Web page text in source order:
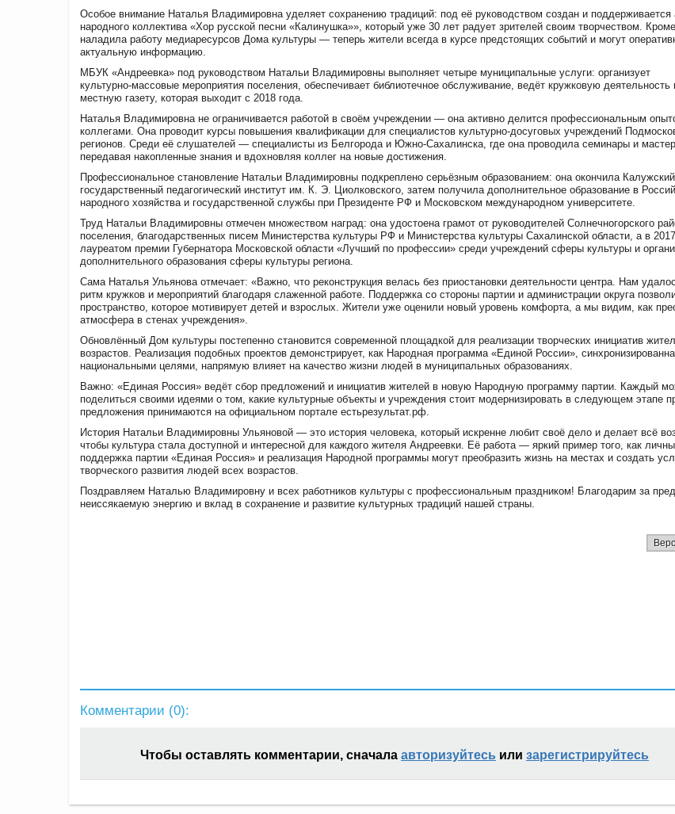
Особое внимание Наталья Владимировна уделяет сохранению традиций: под её руководством создан и поддерживается
народного коллектива «Хор русской песни «Калинушка»», который уже 30 лет радует зрителей своим творчеством.
наладила работу медиаресурсов Дома культуры — теперь жители всегда в курсе предстоящих событий и могут
актуальную информацию.
МБУК «Андреевка» под руководством Натальи Владимировны выполняет четыре муниципальные услуги: организует
культурно‑массовые мероприятия поселения, обеспечивает библиотечное обслуживание, ведёт кружковую деятельность
местную газету, которая выходит с 2018 года.
Наталья Владимировна не ограничивается работой в своём учреждении — она активно делится профессиональным
коллегами. Она проводит курсы повышения квалификации для специалистов культурно‑досуговых учреждений
регионов. Среди её слушателей — специалисты из Белгорода и Южно‑Сахалинска, где она проводила семинары и
передавая накопленные знания и вдохновляя коллег на новые достижения.
Профессиональное становление Натальи Владимировны подкреплено серьёзным образованием: она окончила Калужский
государственный педагогический институт им. К. Э. Циолковского, затем получила дополнительное образование в
народного хозяйства и государственной службы при Президенте РФ и Московском международном университете.
Труд Натальи Владимировны отмечен множеством наград: она удостоена грамот от руководителей Солнечногорского
поселения, благодарственных писем Министерства культуры РФ и Министерства культуры Сахалинской области, а в
лауреатом премии Губернатора Московской области «Лучший по профессии» среди учреждений сферы культуры и
дополнительного образования сферы культуры региона.
Сама Наталья Ульянова отмечает: «Важно, что реконструкция велась без приостановки деятельности центра. Нам
ритм кружков и мероприятий благодаря слаженной работе. Поддержка со стороны партии и администрации округа
пространство, которое мотивирует детей и взрослых. Жители уже оценили новый уровень комфорта, а мы видим, как
атмосфера в стенах учреждения».
Обновлённый Дом культуры постепенно становится современной площадкой для реализации творческих инициатив
возрастов. Реализация подобных проектов демонстрирует, как Народная программа «Единой России»,
национальными целями, напрямую влияет на качество жизни людей в муниципальных образованиях.
Важно: «Единая Россия» ведёт сбор предложений и инициатив жителей в новую Народную программу партии. Каждый
поделиться своими идеями о том, какие культурные объекты и учреждения стоит модернизировать в следующем этапе
предложения принимаются на официальном портале естьрезультат.рф.
История Натальи Владимировны Ульяновой — это история человека, который искренне любит своё дело и делает всё
чтобы культура стала доступной и интересной для каждого жителя Андреевки. Её работа — яркий пример того, как
поддержка партии «Единая Россия» и реализация Народной программы могут преобразить жизнь на местах и создать
творческого развития людей всех возрастов.
Поздравляем Наталью Владимировну и всех работников культуры с профессиональным праздником! Благодарим за
неиссякаемую энергию и вклад в сохранение и развитие культурных традиций нашей страны.
Комментарии (0):
Чтобы оставлять комментарии, сначала авторизуйтесь или зарегистрируйтесь